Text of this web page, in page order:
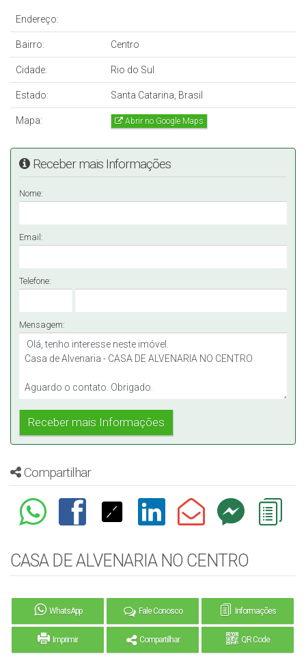
Endereço:
Bairro: Centro
Cidade: Rio do Sul
Estado: Santa Catarina, Brasil
Mapa: Abrir no Google Maps
Receber mais Informações
Nome:
Email:
Telefone:
Mensagem:
Compartilhar
CASA DE ALVENARIA NO CENTRO
WhatsApp Fale Conosco Informações
Imprimir Compartilhar QR Code